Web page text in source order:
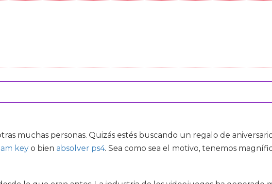
muchas personas. Quizás estés buscando un regalo de
key o bien absolver ps4. Sea como sea el motivo, tenemos